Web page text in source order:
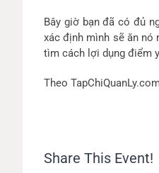
Bây giờ bạn đã có đủ
xác định mình sẽ ăn nó
tìm cách lợi dụng điểm
Theo
Share This Event!